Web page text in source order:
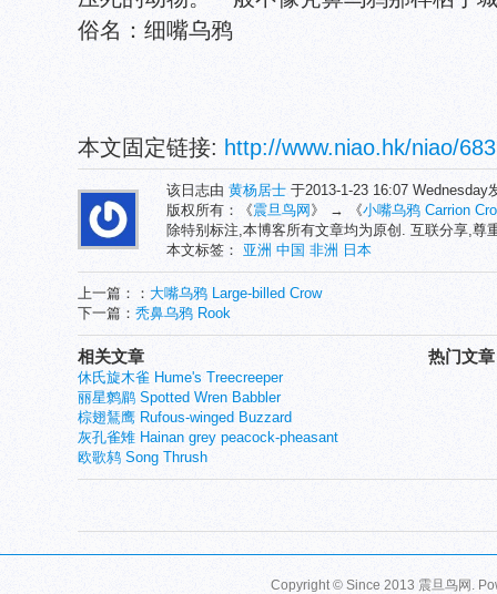
俗名：细嘴乌鸦
本文固定链接: http://www.niao.hk/niao/
该日志由 黄杨居士 于2013-1-23 16:07 Wednesday
版权所有：《震旦鸟网 》 → 《小嘴乌鸦 Carrion
除特别标注,本博客所有文章均为原创. 互联分享,尊
本文标签： 亚洲 中国 非洲 日本
上一篇：： 大嘴乌鸦 Large-billed Crow
下一篇： 秃鼻乌鸦 Rook
热门文章
相关文章
休氏旋木雀 Hume's Treecreeper
丽星鹩鹛 Spotted Wren Babbler
棕翅鵟鹰 Rufous-winged Buzzard
灰孔雀雉 Hainan grey peacock-pheasant
欧歌鸫 Song Thrush
Copyright © Since 2013 震旦鸟网 .